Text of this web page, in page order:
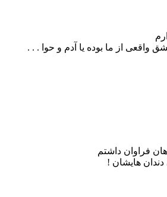
از ما بوده یا آدم و حوا . . .
فراوان داشتم
دندان هایشان !